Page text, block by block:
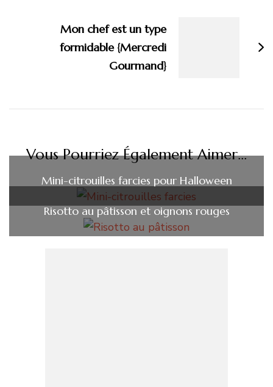
Mon chef est un type
formidable {Mercredi
Gourmand}
Vous Pourriez Également Aimer...
Mini-citrouilles farcies pour Halloween
Risotto au pâtisson et oignons rouges